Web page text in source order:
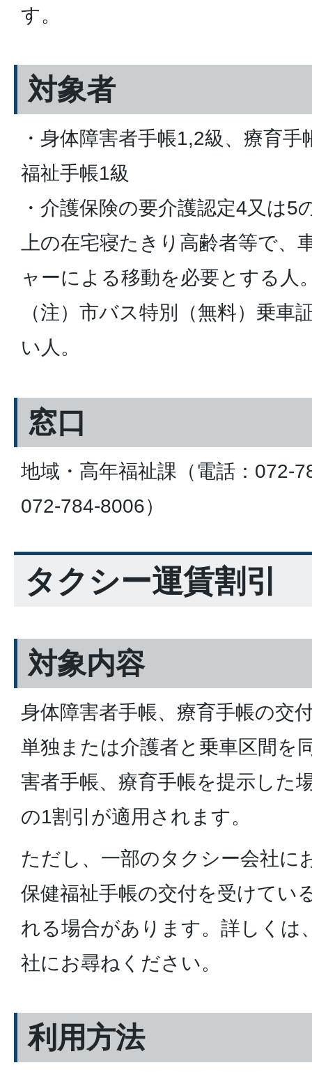
す。
対象者
・身体障害者手帳1,2級、療育
福祉手帳1級
・介護保険の要介護認定4又は5
上の在宅寝たきり高齢者等で、
ャーによる移動を必要とする人
（注）市バス特別（無料）乗車
い人。
窓口
地域・高年福祉課（電話：072-
072-784-8006）
タクシー運賃割引
対象内容
身体障害者手帳、療育手帳の交
単独または介護者と乗車区間を
害者手帳、療育手帳を提示した
の1割引が適用されます。
ただし、一部のタクシー会社に
保健福祉手帳の交付を受けてい
れる場合があります。詳しくは
社にお尋ねください。
利用方法